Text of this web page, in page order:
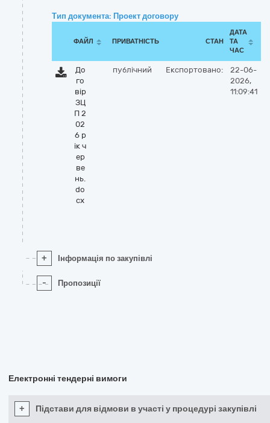
Тип документа: Проект договору
ФАЙЛ ПРИВАТНІСТЬ СТАН
ДАТА
ТА
ЧАС
До
го
вір
ЗЦ
П 2
02
6 р
ік ч
ер
ве
нь.
do
cx
публічний Експортовано:
22-06-
2026,
11:09:41
+ Інформація по закупівлі
- Пропозиції
Електронні тендерні вимоги
+ Підстави для відмови в участі у процедурі закупівлі